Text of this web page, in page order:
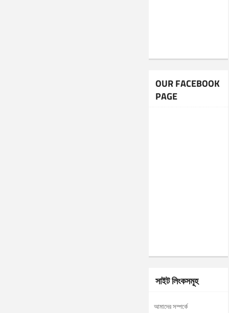
OUR FACEBOOK
PAGE
সাইট লিংকসমূহ
আমাদের সম্পর্কে